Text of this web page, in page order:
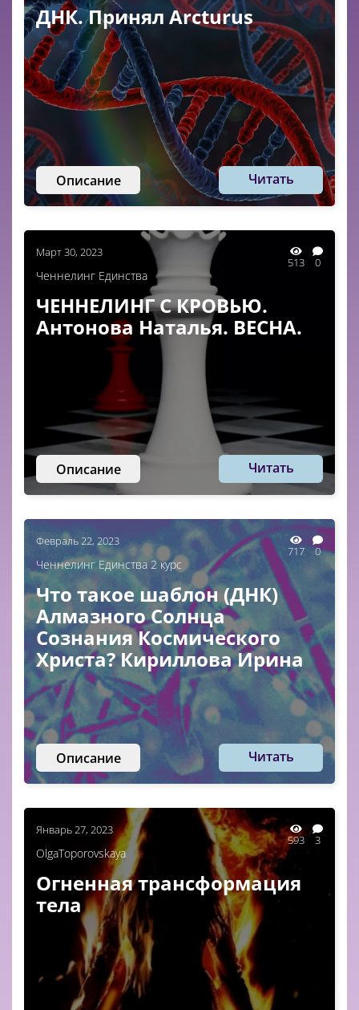
ДНК. Принял Arcturus
Описание Читать
Март 30, 2023
513 0
Ченнелинг Единства
ЧЕННЕЛИНГ С КРОВЬЮ.
Антонова Наталья. ВЕСНА.
Описание Читать
Февраль 22, 2023
717 0
Ченнелинг Единства 2 курс
Что такое шаблон (ДНК)
Алмазного Солнца
Сознания Космического
Христа? Кириллова Ирина
Описание Читать
Январь 27, 2023
593 3
OlgaToporovskaya
Огненная трансформация
тела